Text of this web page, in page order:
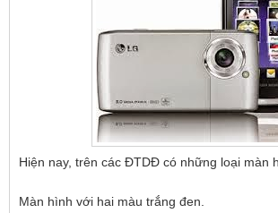
Hiện nay, trên các ĐTDĐ có những loại màn
Màn hình với hai màu trắng đen.